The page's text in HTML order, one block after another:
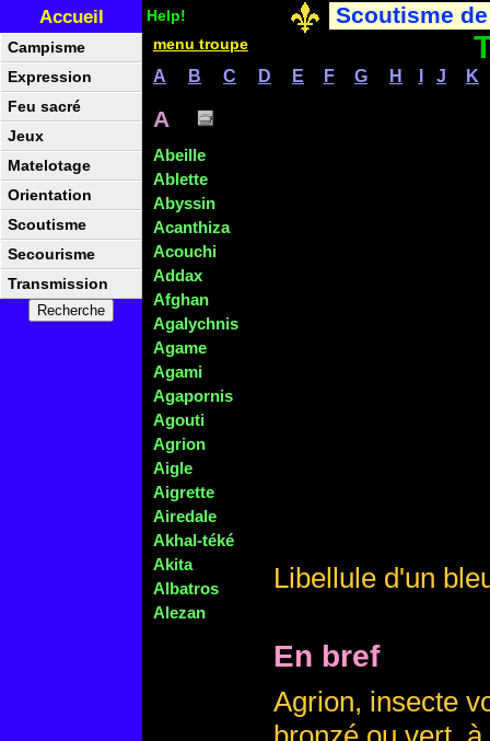
Accueil Help! Scoutisme
menu troupe
A B C D E F G H J K
A
Abeille
Ablette
Abyssin
Acanthiza
Acouchi
Addax
Afghan
Agalychnis
Agame
Agami
Agapornis
Agouti
Agrion
Aigle
Aigrette
Airedale
Akhal-téké
Akita
Albatros
Alezan
Libellule d'un
En bref
Agrion, insecte
Campisme
Expression
Feu sacré
Jeux
Matelotage
Orientation
Scoutisme
Secourisme
Transmission